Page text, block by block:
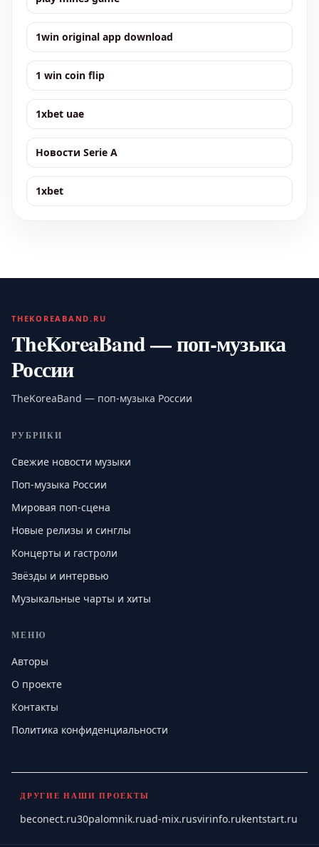
1win original app download
1 win coin flip
1xbet uae
Новости Serie A
1xbet
THEKOREABAND.RU
TheKoreaBand — поп-музыка
России
TheKoreaBand — поп-музыка России
РУБРИКИ
Свежие новости музыки
Поп-музыка России
Мировая поп-сцена
Новые релизы и синглы
Концерты и гастроли
Звёзды и интервью
Музыкальные чарты и хиты
МЕНЮ
Авторы
О проекте
Контакты
Политика конфиденциальности
ДРУГИЕ НАШИ ПРОЕКТЫ
beconect.ru30palomnik.ruad-mix.rusvirinfo.rukentstart.ru